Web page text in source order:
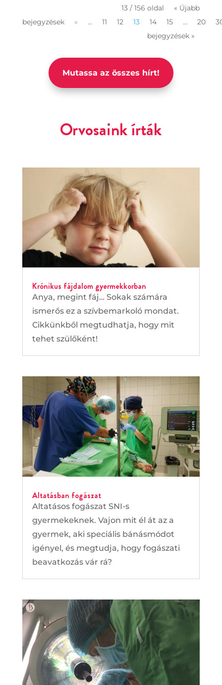
13 / 156 oldal
« Újabb
bejegyzések
« ... 11 12 13 14 15 ... 20
bejegyzések »
Mutassa az összes hírt!
Orvosaink írták
Krónikus fájdalom gyermekkorban
Anya, megint fáj… Sokak számára
ismerős ez a szívbemarkoló mondat.
Cikkünkből megtudhatja, hogy mit
tehet szülőként!
Altatásban fogászat
Altatásos fogászat SNI-s
gyermekeknek. Vajon mit él át az a
gyermek, aki speciális bánásmódot
igényel, és megtudja, hogy fogászati
beavatkozás vár rá?